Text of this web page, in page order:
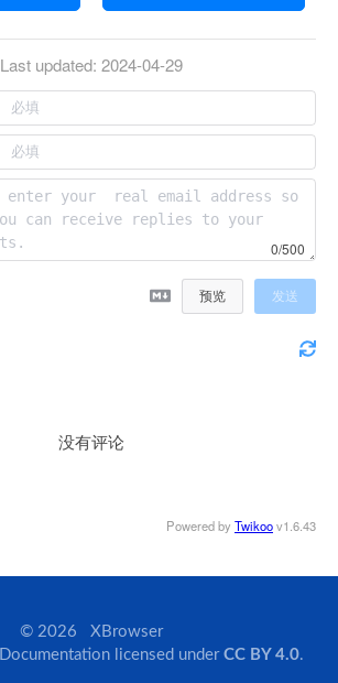
Last updated: 2024-04-29
0/500
预览 发送
没有评论
Powered by Twikoov1.6.43
© 2026 XBrowser
Documentation licensed under CC BY 4.0.